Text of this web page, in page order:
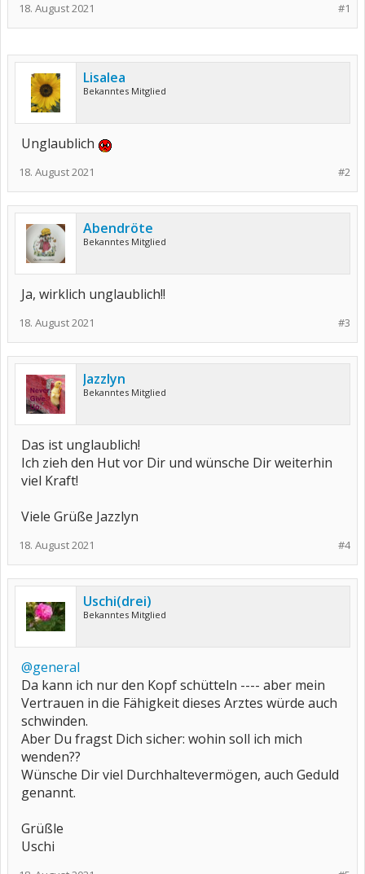
#1
18. August 2021
Lisalea
Bekanntes Mitglied
Unglaublich
#2
18. August 2021
Abendröte
Bekanntes Mitglied
Ja, wirklich unglaublich!!
#3
18. August 2021
Jazzlyn
Bekanntes Mitglied
Das ist unglaublich!
Ich zieh den Hut vor Dir und wünsche Dir weiterhin
viel Kraft!
Viele Grüße Jazzlyn
#4
18. August 2021
Uschi(drei)
Bekanntes Mitglied
@general
Da kann ich nur den Kopf schütteln ---- aber mein
Vertrauen in die Fähigkeit dieses Arztes würde auch
schwinden.
Aber Du fragst Dich sicher: wohin soll ich mich
wenden??
Wünsche Dir viel Durchhaltevermögen, auch Geduld
genannt.
Grüßle
Uschi